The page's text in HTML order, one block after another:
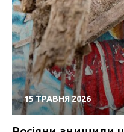
15 ТРАВНЯ 2026